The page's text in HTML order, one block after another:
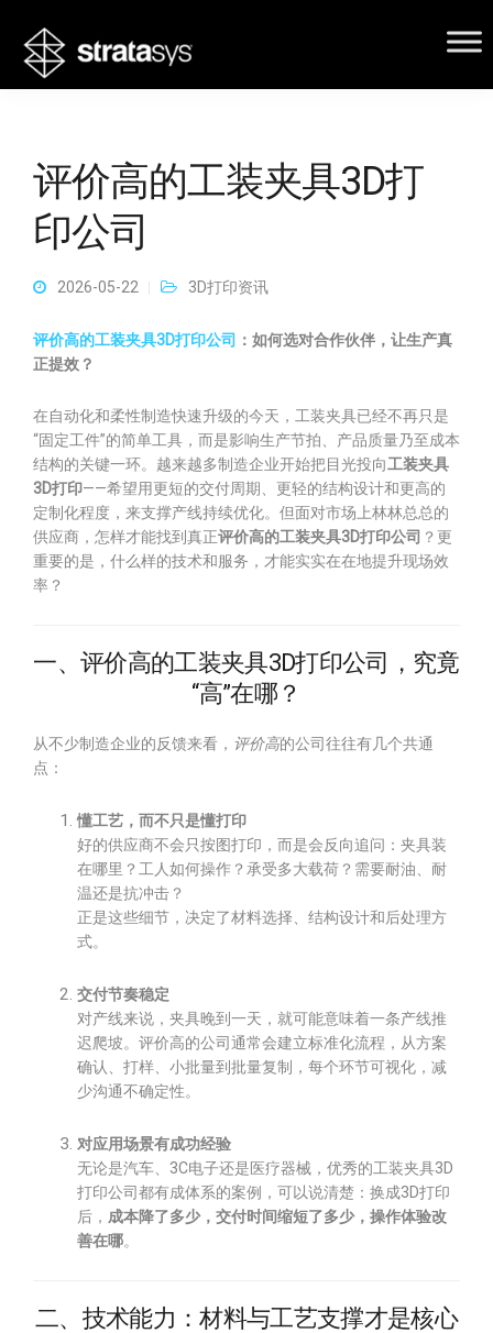
评价高的工装夹具3D打
印公司
2026-05-22 3D打印资讯
评价高的工装夹具3D打印公司 ：如何选对合作伙伴，让生产真
正提效？
在自动化和柔性制造快速升级的今天，工装夹具已经不再只是
“固定工件”的简单工具，而是影响生产节拍、产品质量乃至成本
结构的关键一环。越来越多制造企业开始把目光投向工装夹具
3D打印——希望用更短的交付周期、更轻的结构设计和更高的
定制化程度，来支撑产线持续优化。但面对市场上林林总总的
供应商，怎样才能找到真正评价高的工装夹具3D打印公司 ？更
重要的是，什么样的技术和服务，才能实实在在地提升现场效
率？
一、评价高的工装夹具3D打印公司，究竟
“高”在哪？
从不少制造企业的反馈来看， 评价高的公司往往有几个共通
点：
懂工艺，而不只是懂打印
好的供应商不会只按图打印，而是会反向追问：夹具装
在哪里？工人如何操作？承受多大载荷？需要耐油、耐
温还是抗冲击？
正是这些细节，决定了材料选择、结构设计和后处理方
式。
交付节奏稳定
对产线来说，夹具晚到一天，就可能意味着一条产线推
迟爬坡。评价高的公司通常会建立标准化流程，从方案
确认、打样、小批量到批量复制，每个环节可视化，减
少沟通不确定性。
对应用场景有成功经验
无论是汽车、3C电子还是医疗器械，优秀的工装夹具3D
打印公司都有成体系的案例，可以说清楚：换成3D打印
后， 成本降了多少，交付时间缩短了多少，操作体验改
善在哪。
二、技术能力：材料与工艺支撑才是核心